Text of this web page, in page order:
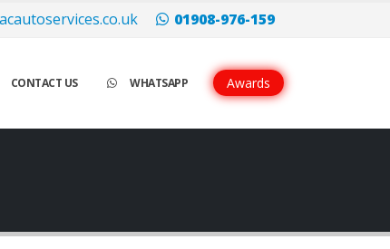
argentato o nero.replica rolexTutti i modelli hanno le
01908-976-159
CONTACT US WHATSAPP Awards